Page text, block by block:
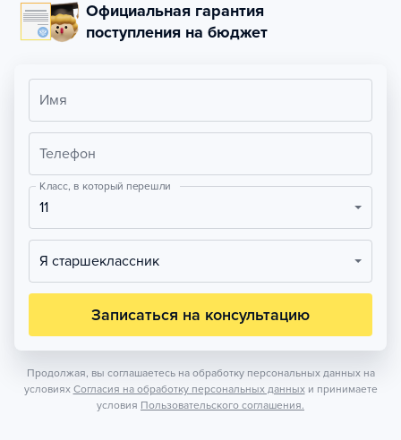
Официальная гарантия
поступления на бюджет
Имя
Телефон
Класс, в который перешли
11
Я старшеклассник
Записаться на консультацию
Продолжая, вы соглашаетесь на обработку персональных данных на
условиях Согласия на обработку персональных данных и принимаете
условия Пользовательского соглашения.